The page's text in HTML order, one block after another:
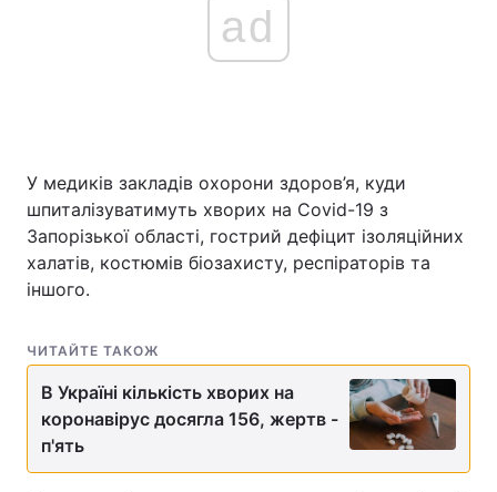
Економіка Світ
Спорт Наука
Техно і зв'язок
Зброя
Здоров'я Туризм
Цікавинки
ad
У медиків закладів охорони здоров’я, куди
шпиталізуватимуть хворих на Covid-19 з
Запорізької області, гострий дефіцит ізоляційних
халатів, костюмів біозахисту, респіраторів та
іншого.
ЧИТАЙТЕ ТАКОЖ
В Україні кількість хворих на
коронавірус досягла 156, жертв -
п'ять